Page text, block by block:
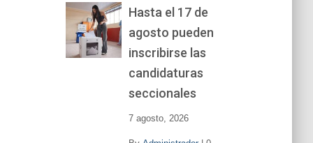
Hasta el 17 de
agosto pueden
inscribirse las
candidaturas
seccionales
7 agosto, 2026